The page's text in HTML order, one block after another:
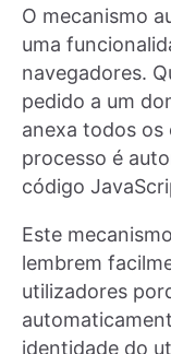
O mecanismo
uma
navegadores.
pedido a um
anexa todos os
processo é
código
Este
lembrem
utilizadores
identidade do